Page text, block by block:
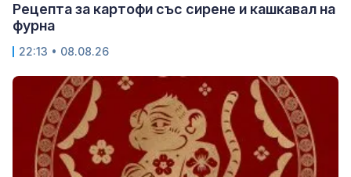
Рецепта за картофи със сирене и кашкавал на
фурна
22:13 • 08.08.26